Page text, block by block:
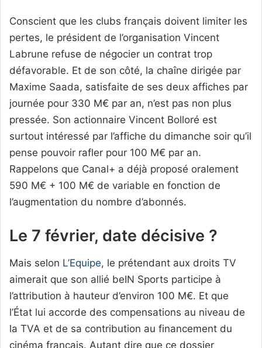
Conscient que les clubs français doivent limiter les
pertes, le président de l’organisation Vincent
Labrune refuse de négocier un contrat trop
défavorable. Et de son côté, la chaîne dirigée par
Maxime Saada, satisfaite de ses deux affiches par
journée pour 330 M€ par an, n’est pas non plus
pressée. Son actionnaire Vincent Bolloré est
surtout intéressé par l’affiche du dimanche soir qu’il
pense pouvoir rafler pour 100 M€ par an.
Rappelons que Canal+ a déjà proposé oralement
590 M€ + 100 M€ de variable en fonction de
l’augmentation du nombre d’abonnés.
Le 7 février, date décisive ?
Mais selon L’Equipe, le prétendant aux droits TV
aimerait que son allié beIN Sports participe à
l’attribution à hauteur d’environ 100 M€. Et que
l’État lui accorde des compensations au niveau de
la TVA et de sa contribution au financement du
cinéma français. Autant dire que ce dossier